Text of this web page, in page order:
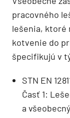
pracovného
lešenia, ktoré
kotvenie do
špecifikujú v
STN EN
Časť 1:
a